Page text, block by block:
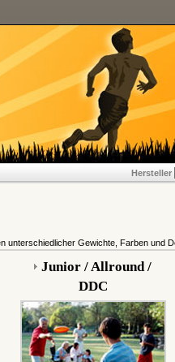
Hersteller
unterschiedlicher Gewichte, Farben und
Junior / Allround /
DDC